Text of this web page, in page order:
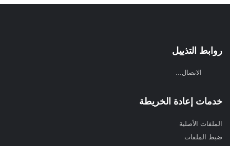
روابط التذييل
الاتصال...
خدمات إعادة الخريطة
الملفات الأصلية
ضبط الملفات